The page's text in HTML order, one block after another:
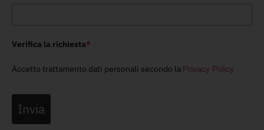
Verifica la richiesta*
Accetto trattamento dati personali secondo la Privacy Policy
Invia